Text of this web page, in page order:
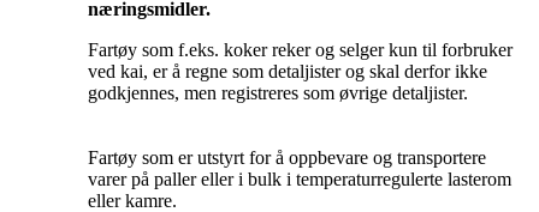
næringsmidler.
Fartøy som f.eks. koker reker og selger kun til forbruker
ved kai, er å regne som detaljister og skal derfor ikke
godkjennes, men registreres som øvrige detaljister.
Fartøy som er utstyrt for å oppbevare og transportere
varer på paller eller i bulk i temperaturregulerte lasterom
eller kamre.